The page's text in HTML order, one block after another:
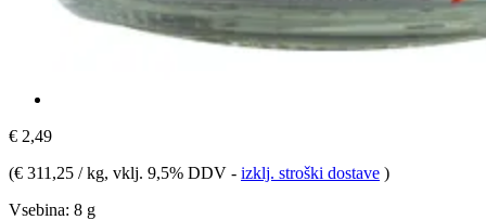
€ 2,49
(€ 311,25 / kg, vklj. 9,5% DDV - izklj. stroški dostave )
Vsebina: 8 g